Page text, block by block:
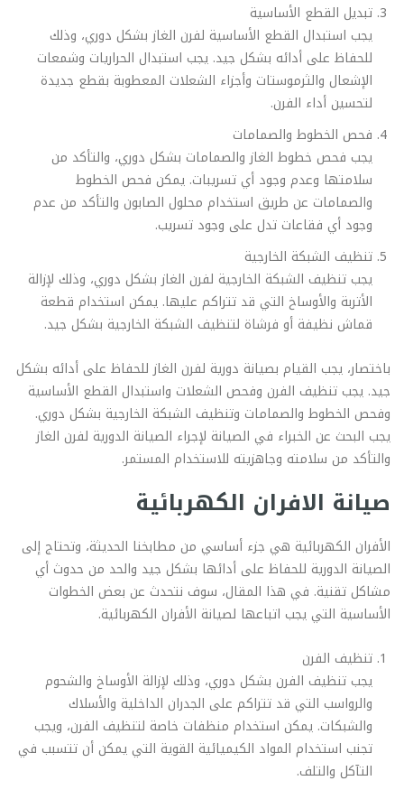
تبديل القطع الأساسية
يجب استبدال القطع الأساسية لفرن الغاز بشكل دوري، وذلك
للحفاظ على أدائه بشكل جيد. يجب استبدال الحراريات وشمعات
الإشعال والثرموستات وأجزاء الشعلات المعطوبة بقطع جديدة
لتحسين أداء الفرن.
فحص الخطوط والصمامات
يجب فحص خطوط الغاز والصمامات بشكل دوري، والتأكد من
سلامتها وعدم وجود أي تسريبات. يمكن فحص الخطوط
والصمامات عن طريق استخدام محلول الصابون والتأكد من عدم
وجود أي فقاعات تدل على وجود تسريب.
تنظيف الشبكة الخارجية
يجب تنظيف الشبكة الخارجية لفرن الغاز بشكل دوري، وذلك لإزالة
الأتربة والأوساخ التي قد تتراكم عليها. يمكن استخدام قطعة
قماش نظيفة أو فرشاة لتنظيف الشبكة الخارجية بشكل جيد.
باختصار، يجب القيام بصيانة دورية لفرن الغاز للحفاظ على أدائه بشكل
جيد. يجب تنظيف الفرن وفحص الشعلات واستبدال القطع الأساسية
وفحص الخطوط والصمامات وتنظيف الشبكة الخارجية بشكل دوري.
يجب البحث عن الخبراء في الصيانة لإجراء الصيانة الدورية لفرن الغاز
والتأكد من سلامته وجاهزيته للاستخدام المستمر.
صيانة الافران الكهربائية
الأفران الكهربائية هي جزء أساسي من مطابخنا الحديثة، وتحتاج إلى
الصيانة الدورية للحفاظ على أدائها بشكل جيد والحد من حدوث أي
مشاكل تقنية. في هذا المقال، سوف نتحدث عن بعض الخطوات
الأساسية التي يجب اتباعها لصيانة الأفران الكهربائية.
تنظيف الفرن
يجب تنظيف الفرن بشكل دوري، وذلك لإزالة الأوساخ والشحوم
والرواسب التي قد تتراكم على الجدران الداخلية والأسلاك
والشبكات. يمكن استخدام منظفات خاصة لتنظيف الفرن، ويجب
تجنب استخدام المواد الكيميائية القوية التي يمكن أن تتسبب في
التآكل والتلف.